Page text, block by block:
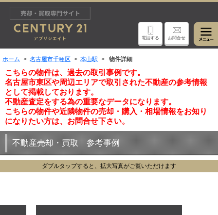
電話する お問合せ
ホーム 名古屋市千種区 本山駅 物件詳細
こちらの物件は、過去の取引事例です。
名古屋市東区や周辺エリアで取引された不動産の参考情報
として掲載しております。
不動産査定をする為の重要なデータになります。
こちらの物件や近隣物件の売却・購入・相場情報をお知り
になりたい方は、お問合せ下さい。
不動産売却・買取 参考事例
ダブルタップすると、拡大写真がご覧いただけます